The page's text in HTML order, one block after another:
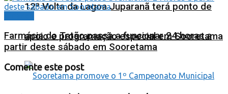
12ª Volta da Lagoa Juparanã terá ponto de
apoio e programação especial em Sooretama
Farmácia do Tatão passa a funcionar 24 horas a
partir deste sábado em Sooretama
Comente este post